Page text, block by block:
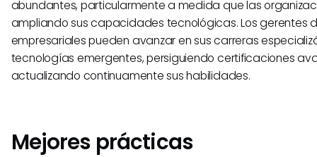
abundantes, particularmente a medida que las
ampliando sus capacidades tecnológicas. Los gerentes
empresariales pueden avanzar en sus carreras
tecnologías emergentes, persiguiendo certificaciones
actualizando continuamente sus habilidades.
Mejores prácticas